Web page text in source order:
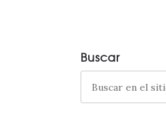
Buscar